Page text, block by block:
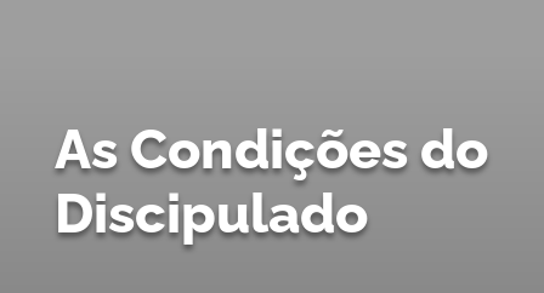
As Condições do
Discipulado